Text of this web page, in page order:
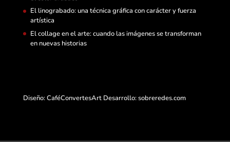
El linograbado: una técnica gráfica con carácter y fuerza
artística
El collage en el arte: cuando las imágenes se transforman
en nuevas historias
Diseño: CaféConvertesArt Desarrollo:sobreredes.com